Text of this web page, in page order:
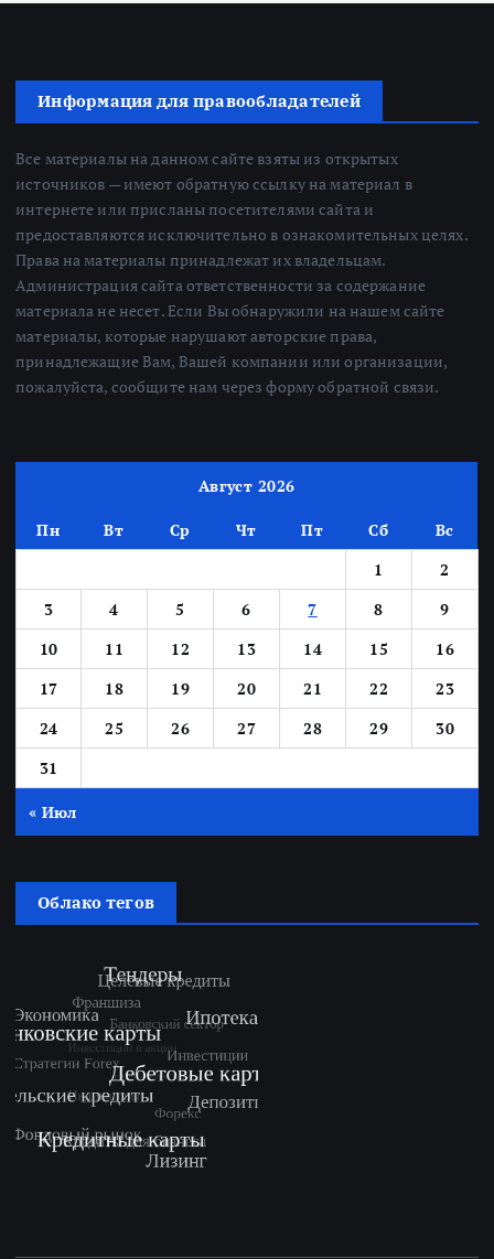
Информация для правообладателей
Все материалы на данном сайте взяты из открытых
источников — имеют обратную ссылку на материал в
интернете или присланы посетителями сайта и
предоставляются исключительно в ознакомительных целях.
Права на материалы принадлежат их владельцам.
Администрация сайта ответственности за содержание
материала не несет. Если Вы обнаружили на нашем сайте
материалы, которые нарушают авторские права,
принадлежащие Вам, Вашей компании или организации,
пожалуйста, сообщите нам через форму обратной связи.
Август 2026
Пн Вт Ср Чт Пт Сб
Вс
1
2
3
4 5 6 7 8
9
10
11 12 13 14 15
16
17
18 19 20 21 22
23
24
25 26 27 28 29
30
31
« Июл
Облако тегов